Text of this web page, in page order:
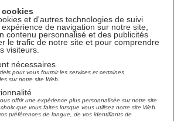
Diagnostic / Audit
/ Accompagnement
Externalisation
Formation
Newsletter
vous à la newsletter APG
et d'autres technologies de suivi
de navigation sur notre site,
contenu personnalisé et des publicités
le trafic de notre site et pour comprendre
visiteurs.
nécessaires
pour vous fournir les services et certaines
sur notre site Web.
offrir une expérience plus personnalisée sur notre site
que vous faites lorsque vous utilisez notre site Web.
préférences de langue, de vos identifiants de